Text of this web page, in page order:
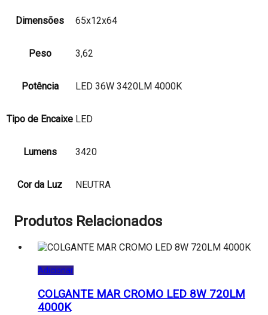
Dimensões 65x12x64
Peso 3,62
Potência LED 36W 3420LM 4000K
Tipo de Encaixe LED
Lumens 3420
Cor da Luz NEUTRA
Produtos Relacionados
Adicionar
COLGANTE MAR CROMO LED 8W 720LM
4000K